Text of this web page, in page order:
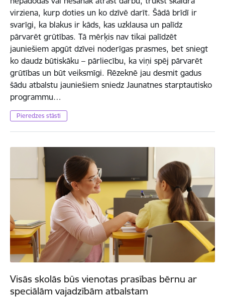
virziena, kurp doties un ko dzīvē darīt. Šādā brīdī ir
svarīgi, ka blakus ir kāds, kas uzklausa un palīdz
pārvarēt grūtības. Tā mērķis nav tikai palīdzēt
jauniešiem apgūt dzīvei noderīgas prasmes, bet sniegt
ko daudz būtiskāku – pārliecību, ka viņi spēj pārvarēt
grūtības un būt veiksmīgi. Rēzeknē jau desmit gadus
šādu atbalstu jauniešiem sniedz Jaunatnes starptautisko
programmu…
Pieredzes stāsti
Visās skolās būs vienotas prasības bērnu ar
speciālām vajadzībām atbalstam